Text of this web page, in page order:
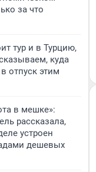
за что
тур и в Турцию,
куда
отпуск этим
в мешке»:
рассказала,
устроен
дешевых